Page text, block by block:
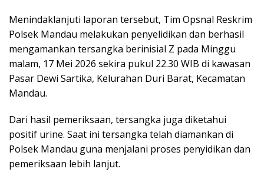
Menindaklanjuti laporan tersebut, Tim Opsnal Reskrim
Polsek Mandau melakukan penyelidikan dan berhasil
mengamankan tersangka berinisial Z pada Minggu
malam, 17 Mei 2026 sekira pukul 22.30 WIB di kawasan
Pasar Dewi Sartika, Kelurahan Duri Barat, Kecamatan
Mandau.
Dari hasil pemeriksaan, tersangka juga diketahui
positif urine. Saat ini tersangka telah diamankan di
Polsek Mandau guna menjalani proses penyidikan dan
pemeriksaan lebih lanjut.